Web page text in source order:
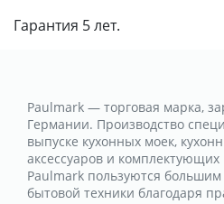
Гарантия 5 лет.
Paulmark — торговая марка,
Германии. Производство
выпуске кухонных моек,
аксессуаров и
Paulmark пользуются
бытовой техники благодаря